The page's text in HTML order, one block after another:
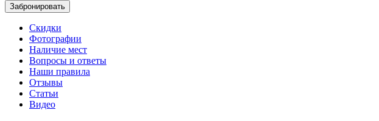
Скидки
Фотографии
Наличие мест
Вопросы и ответы
Наши правила
Отзывы
Статьи
Видео